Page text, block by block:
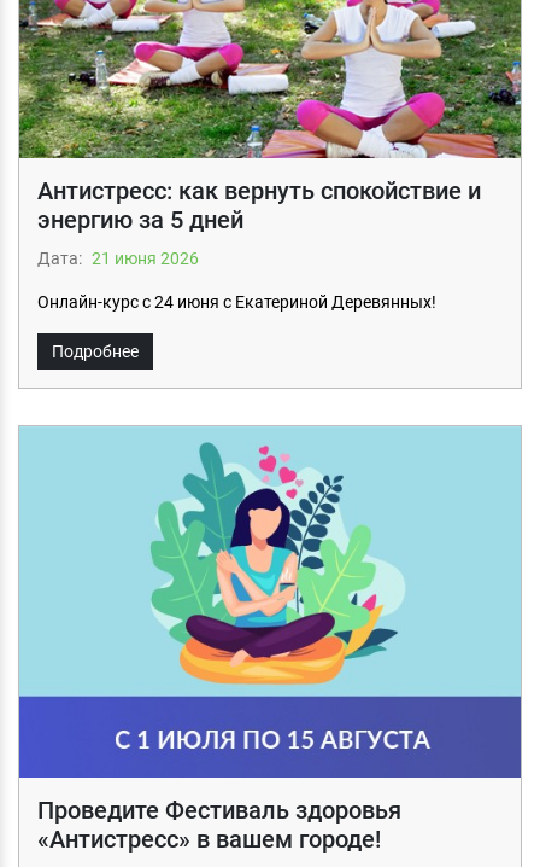
Антистресс: как вернуть спокойствие и
энергию за 5 дней
Дата: 21 июня 2026
Онлайн-курс с 24 июня с Екатериной Деревянных!
Подробнее
Проведите Фестиваль здоровья
«Антистресс» в вашем городе!